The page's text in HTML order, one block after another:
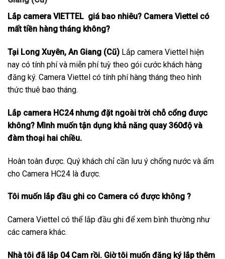
Lắp camera VIETTEL giá bao nhiêu? Camera Viettel có
mất tiền hàng tháng không?
Tại Long Xuyên, An Giang (Cũ) Lắp camera Viettel hiện
nay có tính phí và miễn phí tuỳ theo gói cước khách hàng
đăng ký. Camera Viettel có tính phí hàng tháng theo hình
thức thuê bao tháng.
Lắp camera HC24 nhưng đặt ngoài trời chỗ cổng được
không? Mình muốn tận dụng khả năng quay 360độ và
đàm thoại hai chiều.
Hoàn toàn được. Quý khách chỉ cần lưu ý chống nước và ẩm
cho Camera HC24 là được.
Tôi muốn lắp đầu ghi co Camera có được không ?
Camera Viettel có thể lắp đầu ghi để xem bình thường như
các camera khác.
Nhà tôi đã lắp 04 Cam rồi. Giờ tôi muốn đăng ký lắp thêm